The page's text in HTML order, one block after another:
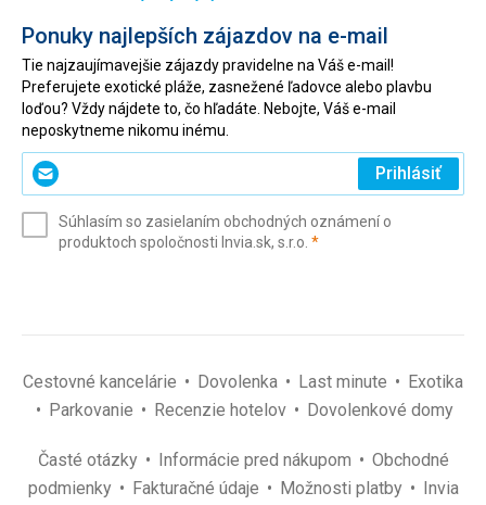
Ponuky najlepších zájazdov na e-mail
Tie najzaujímavejšie zájazdy pravidelne na Váš e-mail!
Preferujete exotické pláže, zasnežené ľadovce alebo plavbu
loďou? Vždy nájdete to, čo hľadáte. Nebojte, Váš e-mail
neposkytneme nikomu inému.
Zadajte
svoj
(povinné)
Prihlásiť
Súhlasím so zasielaním obchodných oznámení o
produktoch spoločnosti Invia.sk, s.r.o. *(povinné)
Cestovné kancelárie Dovolenka Last minute
Exotika
Parkovanie
Recenzie hotelov Dovolenkové domy
Časté otázky Informácie pred nákupom
Obchodné
podmienky
Fakturačné údaje Možnosti platby
Invia